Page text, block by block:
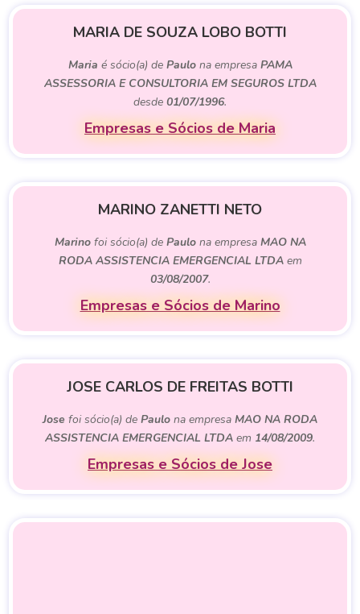
MARIA DE SOUZA LOBO BOTTI
Maria é sócio(a) de Paulona empresa PAMA
ASSESSORIA E CONSULTORIA EM SEGUROS LTDA
desde 01/07/1996.
Empresas e Sócios de Maria
MARINO ZANETTI NETO
Marinofoi sócio(a) de Paulona empresa MAO NA
RODA ASSISTENCIA EMERGENCIAL LTDAem
03/08/2007.
Empresas e Sócios de Marino
JOSE CARLOS DE FREITAS BOTTI
Jose foi sócio(a) de Paulo na empresa MAO NA RODA
ASSISTENCIA EMERGENCIAL LTDA em 14/08/2009.
Empresas e Sócios de Jose